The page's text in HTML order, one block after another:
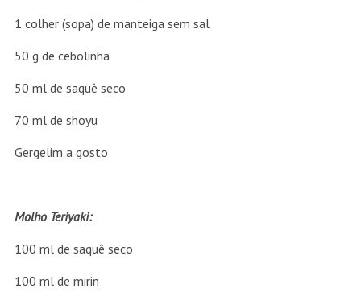
1 colher (sopa) de manteiga sem sal
50 g de cebolinha
50 ml de saquê seco
70 ml de shoyu
Gergelim a gosto
Molho Teriyaki:
100 ml de saquê seco
100 ml de mirin